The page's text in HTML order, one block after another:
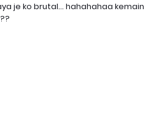
je ko brutal... hahahahaa kemain